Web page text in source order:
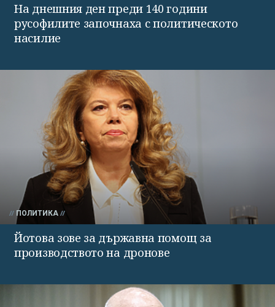
На днешния ден преди 140 години
русофилите започнаха с политическото
насилие
ПОЛИТИКА
Йотова зове за държавна помощ за
производството на дронове